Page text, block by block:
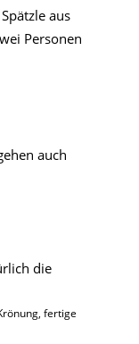
aus
Personen
auch
fertige